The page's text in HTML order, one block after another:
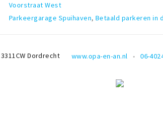
Voorstraat West
Parkeergarage Spuihaven,Betaald parkeren in
3311CW Dordrecht www.opa-en-an.nl 06-